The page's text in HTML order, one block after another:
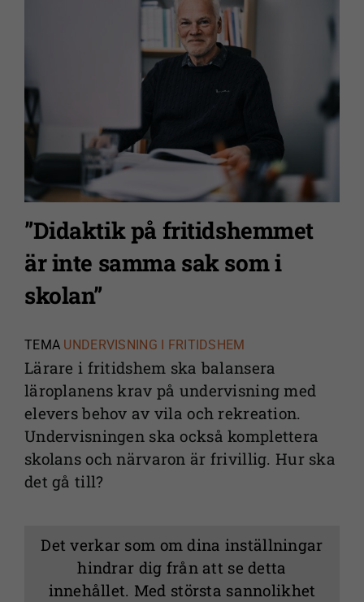
”Didaktik på fritidshemmet
är inte samma sak som i
skolan”
TEMA UNDERVISNING I FRITIDSHEM
Lärare i fritidshem ska balansera
läroplanens krav på undervisning med
elevers behov av vila och rekreation.
Undervisningen ska också komplettera
skolans och närvaron är frivillig. Hur ska
det gå till?
Det verkar som om dina inställningar
hindrar dig från att se detta
innehållet. Med största sannolikhet